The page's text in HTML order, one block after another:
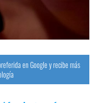
en Google y recibe más